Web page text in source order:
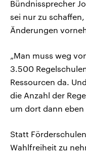
Bündnissprecher
sei nur zu
Änderungen
„Man muss weg
3.500
Ressourcen da.
die Anzahl der
um dort dann eben
Statt
Wahlfreiheit zu